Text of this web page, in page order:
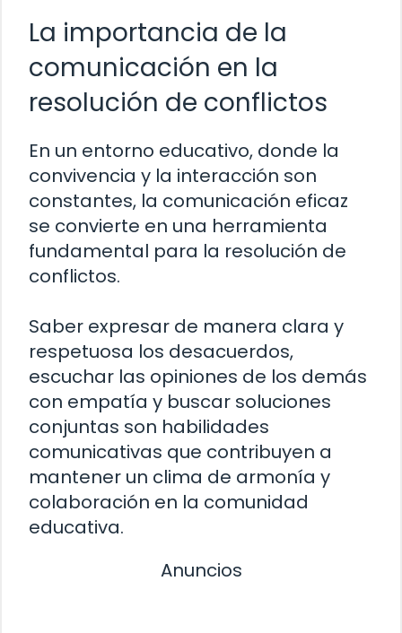
La importancia de la
comunicación en la
resolución de conflictos
En un entorno educativo, donde la
convivencia y la interacción son
constantes, la comunicación eficaz
se convierte en una herramienta
fundamental para la resolución de
conflictos.
Saber expresar de manera clara y
respetuosa los desacuerdos,
escuchar las opiniones de los demás
con empatía y buscar soluciones
conjuntas son habilidades
comunicativas que contribuyen a
mantener un clima de armonía y
colaboración en la comunidad
educativa.
Anuncios